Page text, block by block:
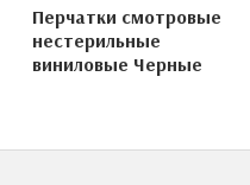
Перчатки смотровые
нестерильные
виниловые Черные